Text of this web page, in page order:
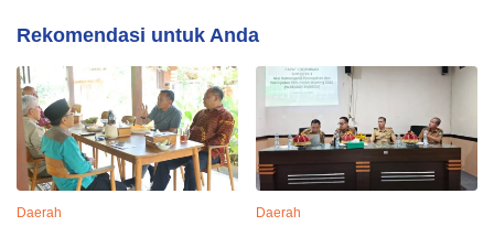
Rekomendasi untuk Anda
Daerah Daerah